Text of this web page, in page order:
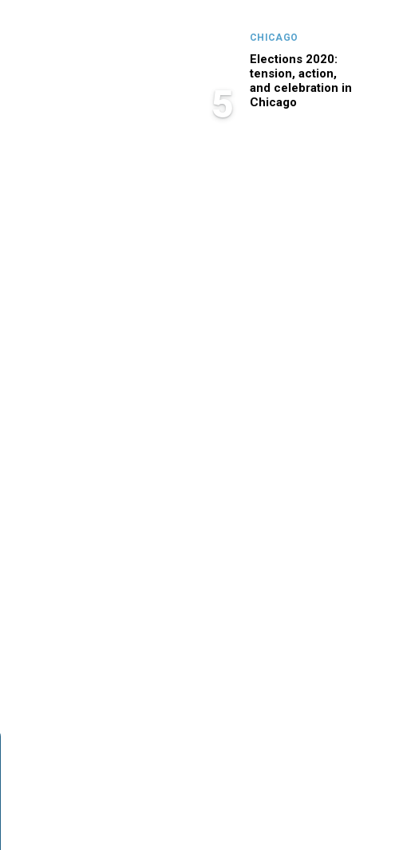
5
CHICAGO
Elections 2020:
tension, action,
and celebration in
Chicago